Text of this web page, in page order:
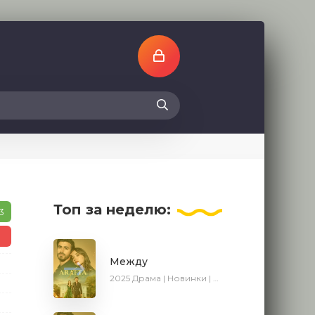
Топ за неделю:
Между
2025 Драма | Новинки | Сериалы 2025